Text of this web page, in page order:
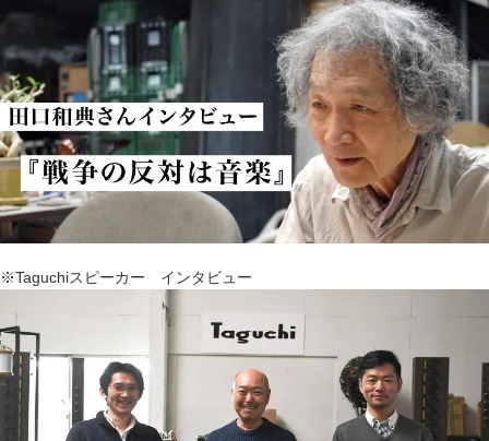
※Taguchiスピーカー インタビュー